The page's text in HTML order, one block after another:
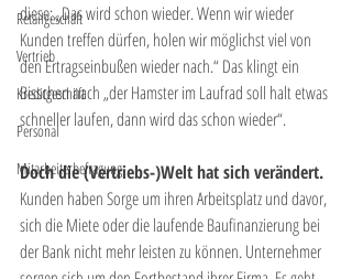
Retailgeschäft
Vertrieb
Kreditgeschäft
Personal
Mitarbeiterbefragung
diese: „Das wird schon wieder. Wenn wir wieder
Kunden treffen dürfen, holen wir möglichst viel von
den Ertragseinbußen wieder nach.“ Das klingt ein
Bisschen nach „der Hamster im Laufrad soll halt etwas
schneller laufen, dann wird das schon wieder“.
Doch die (Vertriebs-)Welt hat sich verändert.
Kunden haben Sorge um ihren Arbeitsplatz und davor,
sich die Miete oder die laufende Baufinanzierung bei
der Bank nicht mehr leisten zu können. Unternehmer